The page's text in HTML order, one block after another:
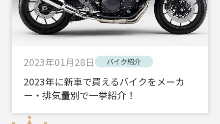
2023年01月28日 バイク紹介
2023年に新車で買えるバイクをメーカ
ー・排気量別で一挙紹介！